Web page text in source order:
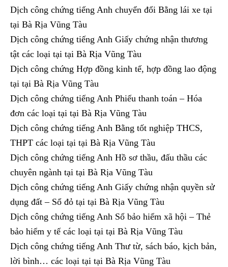
Dịch công chứng tiếng Anh chuyển đổi Bằng lái xe tại
tại Bà Rịa Vũng Tàu
Dịch công chứng tiếng Anh Giấy chứng nhận thương
tật các loại tại tại Bà Rịa Vũng Tàu
Dịch công chứng Hợp đồng kinh tế, hợp đồng lao động
tại tại Bà Rịa Vũng Tàu
Dịch công chứng tiếng Anh Phiếu thanh toán – Hóa
đơn các loại tại tại Bà Rịa Vũng Tàu
Dịch công chứng tiếng Anh Bằng tốt nghiệp THCS,
THPT các loại tại tại Bà Rịa Vũng Tàu
Dịch công chứng tiếng Anh Hồ sơ thầu, đấu thầu các
chuyên ngành tại tại Bà Rịa Vũng Tàu
Dịch công chứng tiếng Anh Giấy chứng nhận quyền sử
dụng đất – Sổ đỏ tại tại Bà Rịa Vũng Tàu
Dịch công chứng tiếng Anh Sổ bảo hiểm xã hội – Thẻ
bảo hiểm y tế các loại tại tại Bà Rịa Vũng Tàu
Dịch công chứng tiếng Anh Thư từ, sách báo, kịch bản,
lời bình… các loại tại tại Bà Rịa Vũng Tàu